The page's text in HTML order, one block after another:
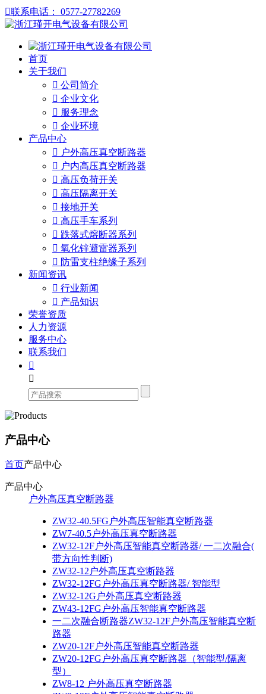
联系电话： 0577-27782269
首页
关于我们
 公司简介
 企业文化
 服务理念
 企业环境
产品中心
 户外高压真空断路器
 户内高压真空断路器
 高压负荷开关
 高压隔离开关
 接地开关
 高压手车系列
 跌落式熔断器系列
 氧化锌避雷器系列
 防雷支柱绝缘子系列
新闻资讯
 行业新闻
 产品知识
荣誉资质
人力资源
服务中心
联系我们


产品中心
首页产品中心
产品中心
户外高压真空断路器
ZW32-40.5FG户外高压智能真空断路器
ZW7-40.5户外高压真空断路器
ZW32-12F户外高压智能真空断路器/ 一二次融合(
带方向性判断)
ZW32-12户外高压真空断路器
ZW32-12FG户外高压真空断路器/ 智能型
ZW32-12G户外高压真空断路器
ZW43-12FG户外高压智能真空断路器
一二次融合断路器ZW32-12F户外高压智能真空断
路器
ZW20-12F户外高压智能真空断路器
ZW20-12FG户外高压真空断路器（智能型/隔离
型）
ZW8-12 户外高压真空断路器